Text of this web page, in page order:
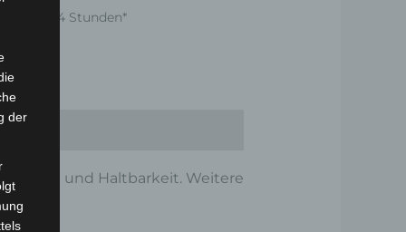
24 Stunden*
und Haltbarkeit. Weitere
der